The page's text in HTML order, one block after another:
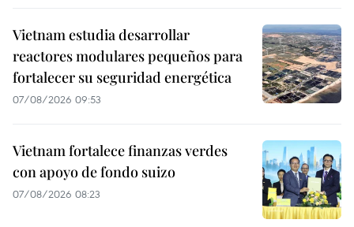
Vietnam estudia desarrollar
reactores modulares pequeños para
fortalecer su seguridad energética
07/08/2026 09:53
Vietnam fortalece finanzas verdes
con apoyo de fondo suizo
07/08/2026 08:23